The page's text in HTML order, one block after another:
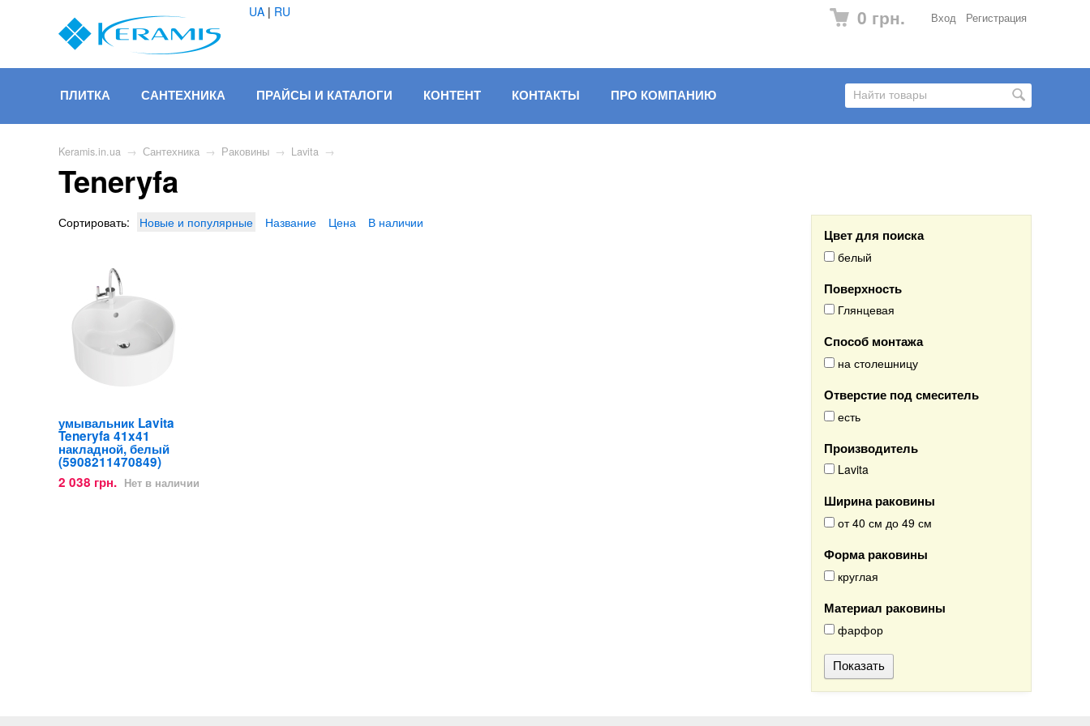
Вход Регистрация
0 грн.
UA | RU
ПЛИТКА САНТЕХНИКА ПРАЙСЫ И КАТАЛОГИ КОНТЕНТ КОНТАКТЫ ПРО КОМПАНИЮ
Keramis.in.ua → Сантехника → Раковины → Lavita →
Teneryfa
Цвет для поиска
белый
Поверхность
Глянцевая
Способ монтажа
на столешницу
Отверстие под смеситель
есть
Производитель
Lavita
Ширина раковины
от 40 см до 49 см
Форма раковины
круглая
Материал раковины
фарфор
Сортировать: Новые и популярные Название Цена В наличии
умывальник Lavita
Teneryfa 41x41
накладной, белый
(5908211470849)
2 038 грн. Нет в наличии